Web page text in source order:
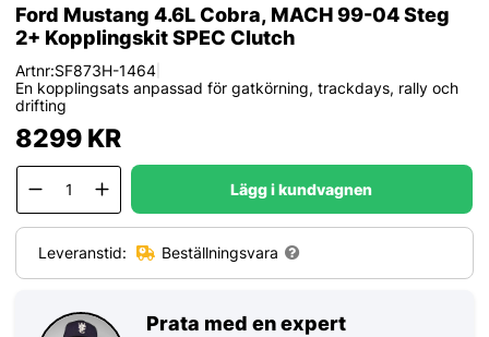
Ford Mustang 4.6L Cobra, MACH 99-04 Steg
2+ Kopplingskit SPEC Clutch
Artnr:SF873H-1464|
En kopplingsats anpassad för gatkörning, trackdays, rally och
drifting
8299KR
Lägg i kundvagnen
Leveranstid: Beställningsvara
Prata med en expert